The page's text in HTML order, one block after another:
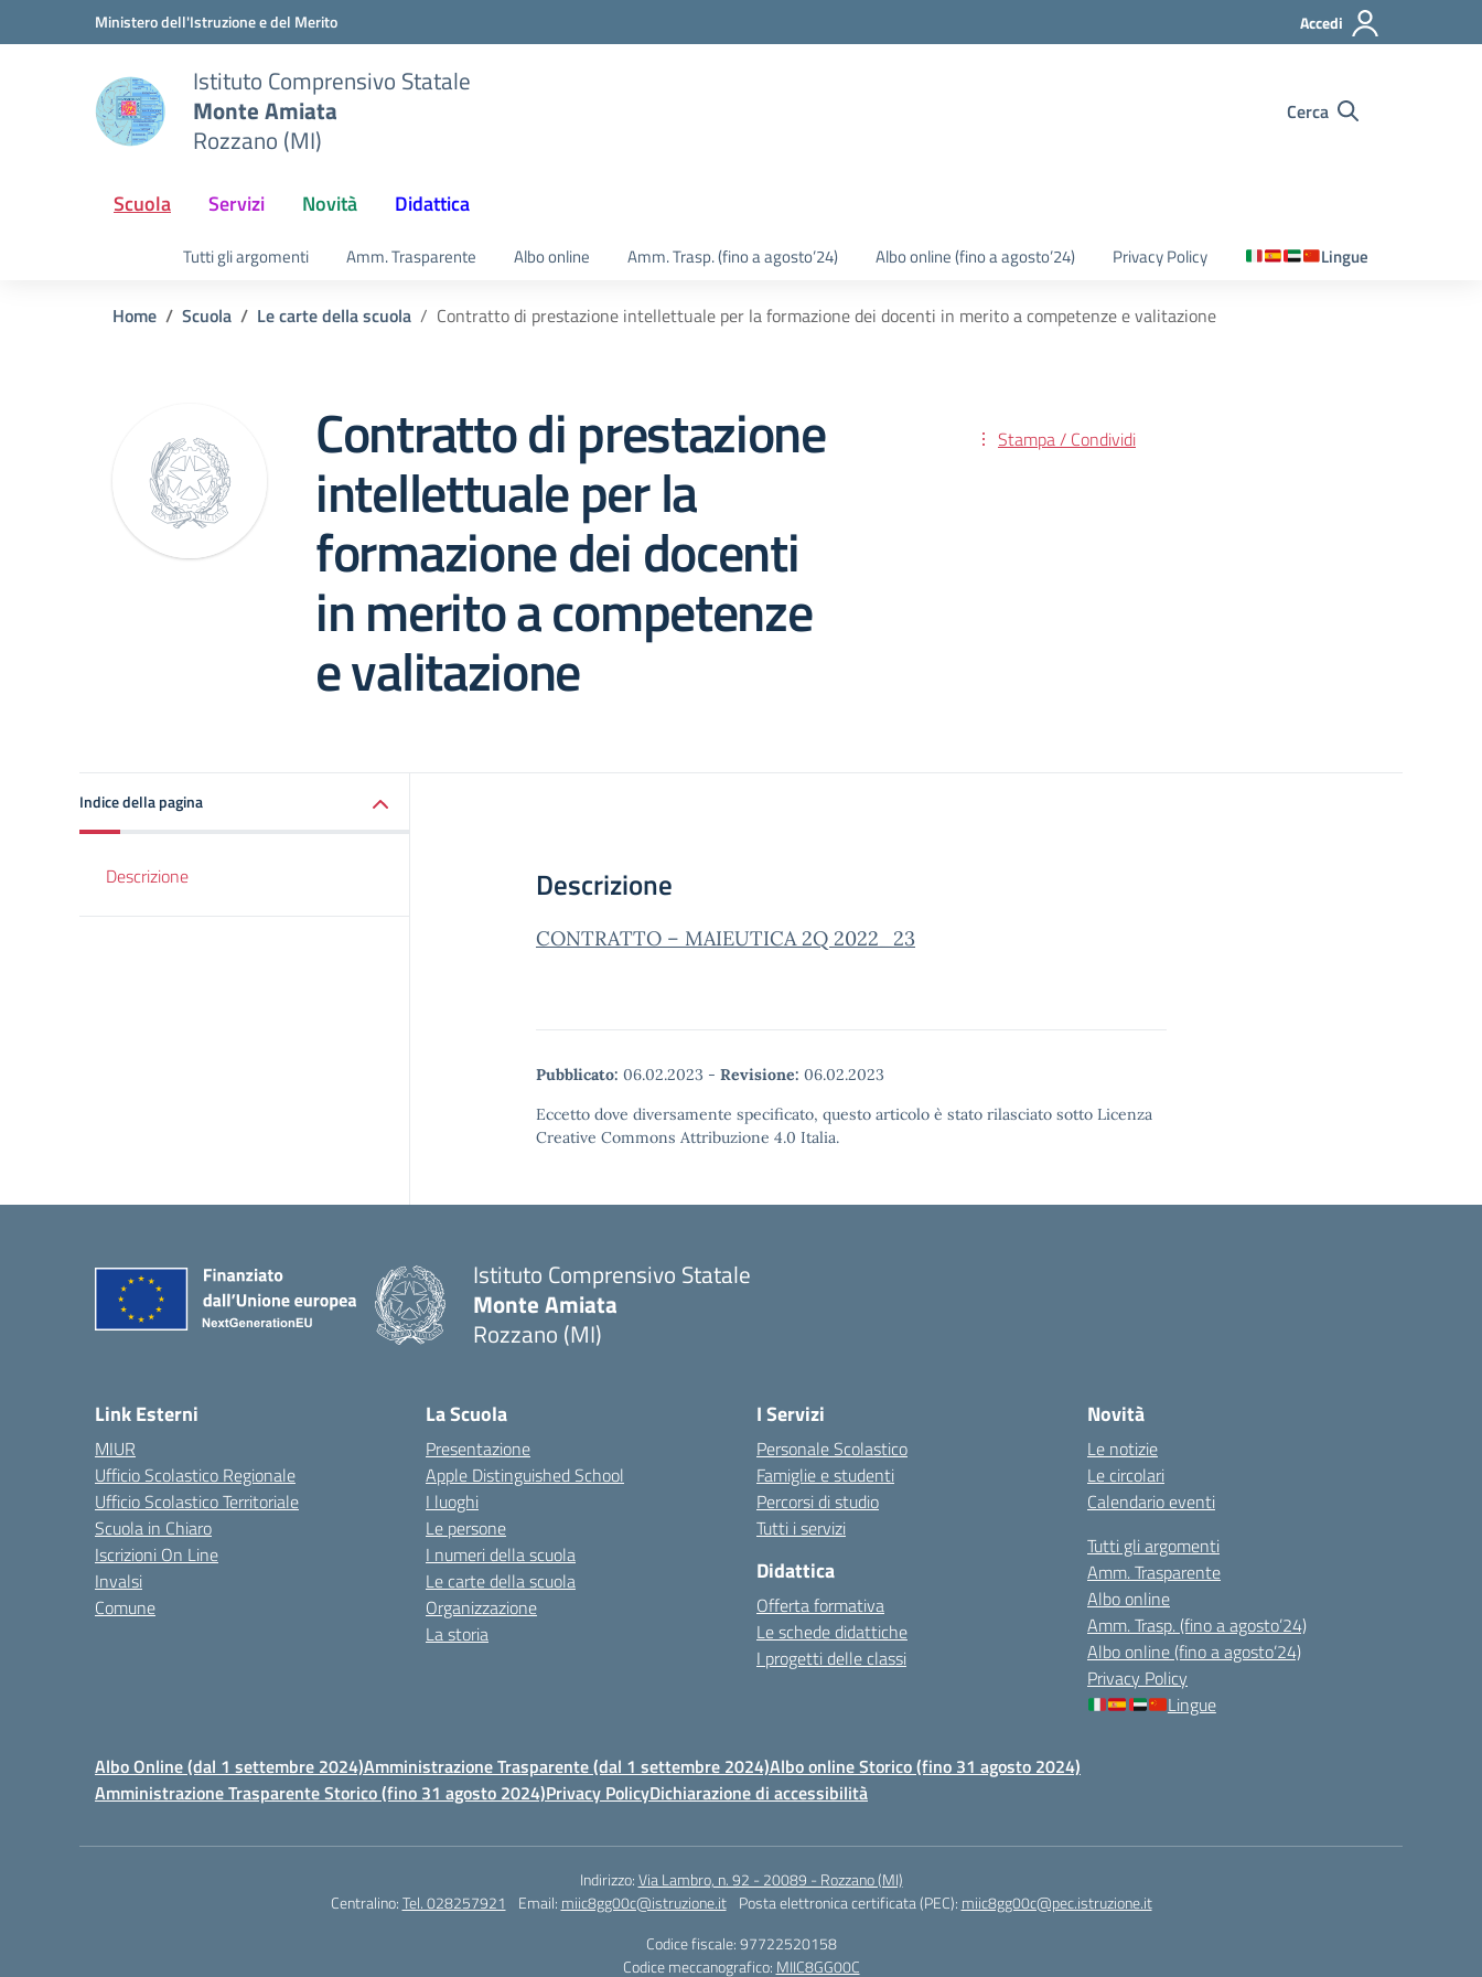
Vai ai contenuti
Vai al menu di navigazioneMinistero dell'Istruzione e del Merito Accedi
Istituto Comprensivo Statale
Monte Amiata
Rozzano (MI)
Cerca
Scuola Servizi Novità Didattica
Tutti gli argomenti Amm. Trasparente Albo online Amm. Trasp. (fino a agosto’24) Albo online (fino a agosto’24) Privacy Policy Lingue
Home Scuola Le carte della scuola Contratto di prestazione intellettuale per la formazione dei docenti in merito a competenze e valitazione
Contratto di prestazione
intellettuale per la
formazione dei docenti
in merito a competenze
e valitazione
Stampa / Condividi
Indice della pagina
Descrizione Descrizione
CONTRATTO – MAIEUTICA 2Q 2022_23
Pubblicato: 06.02.2023 - Revisione: 06.02.2023
Eccetto dove diversamente specificato, questo articolo è stato rilasciato sotto Licenza
Creative Commons Attribuzione 4.0 Italia.
Istituto Comprensivo Statale
Monte Amiata
Rozzano (MI)
Link Esterni
MIUR
Ufficio Scolastico Regionale
Ufficio Scolastico Territoriale
Scuola in Chiaro
Iscrizioni On Line
Invalsi
Comune
La Scuola
Presentazione
Apple Distinguished School
I luoghi
Le persone
I numeri della scuola
Le carte della scuola
Organizzazione
La storia
I Servizi
Personale Scolastico
Famiglie e studenti
Percorsi di studio
Tutti i servizi
Didattica
Offerta formativa
Le schede didattiche
I progetti delle classi
Novità
Le notizie
Le circolari
Calendario eventi
Tutti gli argomenti
Amm. Trasparente
Albo online
Amm. Trasp. (fino a agosto’24)
Albo online (fino a agosto’24)
Privacy Policy
Lingue
Albo Online (dal 1 settembre 2024)Amministrazione Trasparente (dal 1 settembre 2024)Albo online Storico (fino 31 agosto 2024)
Amministrazione Trasparente Storico (fino 31 agosto 2024)Privacy PolicyDichiarazione di accessibilità
Indirizzo:Via Lambro, n. 92 - 20089 - Rozzano (MI)
Centralino:Tel. 028257921 Email: miic8gg00c@istruzione.it Posta elettronica certificata (PEC): miic8gg00c@pec.istruzione.it
Codice fiscale: 97722520158
Codice meccanografico: MIIC8GG00C